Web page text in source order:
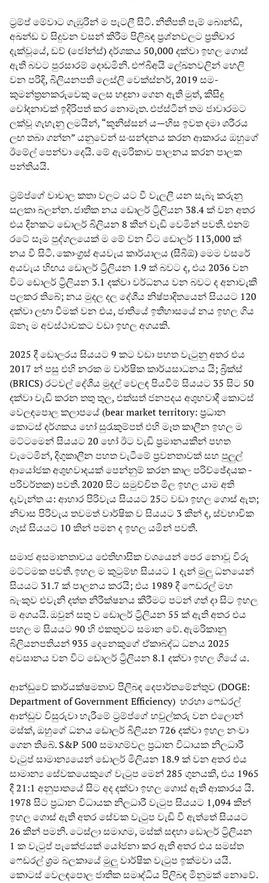
ට්‍රම්ප් මේවාට ගැඹුරින් ම පැටලී සිටී. නීතිපති පැම් බොන්ඩි,
අඛන්ඩ ව සිදුවන වසන් කිරීම පිලිබඳ ප්‍රශ්නවලට ප්‍රතිචාර
දැක්වූයේ, ඩව් (ජෝන්ස්) දර්ශකය 50,000 දක්වා ඉහල ගොස්
ඇති බවට පුරසාරම් දොඩමිනි. එෆ්බීඅයි ලේඛනවලින් හෙලි
වන පරිදි, බිලියනපති ලෙස්ලි වෙක්ස්නර්, 2019 සම-
කුමන්ත්‍රනකරුවෙකු ලෙස හඳුනා ගෙන ඇති මුත්, කිසිදු
චෝදනාවක් ඉදිරිපත් කර නොමැත. එප්ස්ටීන් තම ජාවාරමට
ලක්වූ ගැහැනු ලමයින්, “කූනිස්සන් ය—හිස ඉවත දමා ශරීරය
ලඟ තබා ගන්න” යනුවෙන් සංසන්දනය කරන ආකාරය ඔහුගේ
ඊමේල් පෙන්වා දෙයි. මේ ඇමරිකාව පාලනය කරන පාලක
පන්තියයි.
ට්‍රම්ප්ගේ වාචාල කතා වලට යට වී වැලලී යන සැබෑ කරුනු
සලකා බලන්න. ජාතික නය ඩොලර් ට්‍රිලියන 38.4 ක් වන අතර
එය දිනකට ඩොලර් බිලියන 8 කින් වැඩි වෙමින් පවතී. එනම්
රටේ සෑම පුද්ගලයෙක් ම මේ වන විට ඩොලර් 113,000 ක්
නය වී සිටී. කොංග්‍රස් අයවැය කාර්යාලය (සීබීඕ) මෙම වසරේ
අයවැය හිඟය ඩොලර් ට්‍රිලියන 1.9 ක් බවට ද, එය 2036 වන
විට ඩොලර් ට්‍රිලියන 3.1 දක්වා වර්ධනය වන බවට ද අනාවැකි
පලකර තිබේ; නය මුදල දල දේශීය නිෂ්පාදිතයෙන් සියයට 120
දක්වා ලඟා වීමක් වන එය, ජාතියේ ඉතිහාසයේ නය ඉහල ගිය
ඕනෑ ම අවස්ථාවකට වඩා ඉහල අගයකි.
2025 දී ඩොලරය සියයට 9 කට වඩා පහත වැටුනු අතර එය
2017 න් පසු එහි නරක ම වාර්ෂික කාර්යසාධනය යි; බ්‍රික්ස්
(BRICS) රටවල් දේශීය මුදල් වෙලඳ පියවීම් සියයට 35 සිට 50
දක්වා වැඩි කරන තතු තුල, එක්සත් ජනපදය අශුභවාදී කොටස්
වෙලඳපොල කලාපයේ (bear market territory: ප්‍රධාන
කොටස් දර්ශකය හෝ සුරැකුම්පත් එහි මෑත කාලීන ඉහල ම
මට්ටමෙන් සියයට 20 හෝ ඊට වැඩි ප්‍රමානයකින් පහත
වැටෙමින්, දිගුකාලීන පහත වැටීමේ ප්‍රවනතාවක් සහ පුලුල්
ආයෝජක අශුභවාදයක් පෙන්නුම් කරන කාල පරිච්ඡේදයක -
පරිවර්තක) පවතී. 2020 සිට සමුච්චිත මිල ඉහල යාම අති
දැවැන්ත ය: ආහාර පිරිවැය සියයට 25ට වඩා ඉහල ගොස් ඇත;
නිවාස පිරිවැය තවමත් වාර්ෂික ව සියයට 3 කින් ද, ස්වභාවික
ගෑස් සියයට 10 කින් පමන ද ඉහල යමින් පවතී.
සමාජ අසමානතාවය ඓතිහාසික වශයෙන් පෙර නොවූ විරූ
මට්ටමක පවතී. ඉහල ම කුටුම්භ සියයට 1 දැන් මුලු ධනයෙන්
සියයට 31.7 ක් පාලනය කරයි; එය 1989 දී ෆෙඩරල් මහ
බැංකුව එවැනි දත්ත නිරීක්ෂනය කිරීමට පටන් ගත් දා සිට ඉහල
ම අගයයි. ඔවුන් සතු ව ඩොලර් ට්‍රිලියන 55 ක් ඇති අතර එය
පහල ම සියයට 90 හි එකතුවට සමාන වේ. ඇමරිකානු
බිලියනපතියන් 935 දෙනෙකුගේ ඒකාබද්ධ ධනය 2025
අවසානය වන විට ඩොලර් ට්‍රිලියන 8.1 දක්වා ඉහල ගියේ ය.
ආන්ඩුවේ කාර්යක්ෂමතාව පිලිබඳ දෙපාර්තමේන්තුව (DOGE:
Department of Government Efficiency) හරහා ෆෙඩරල්
ආන්ඩුව විසුරුවා හැරීමේ ට්‍රම්ප්ගේ හවුල්කරු වන එලොන්
මස්ක්, ඔහුගේ ධනය ඩොලර් බිලියන 726 දක්වා ඉහල නංවා
ගෙන තිබේ. S&P 500 සමාගම්වල ප්‍රධාන විධායක නිලධාරී
වැටුප් සාමාන්‍යයෙන් ඩොලර් මිලියන 18.9 ක් වන අතර එය
සාමාන්‍ය සේවකයෙකුගේ වැටුප මෙන් 285 ගුනයකි, එය 1965
දී 21:1 අනුපාතයේ සිට අද දක්වා ඉහල ගොස් ඇති ආකාරය යි.
1978 සිට ප්‍රධාන විධායක නිලධාරී වැටුප සියයට 1,094 කින්
ඉහල ගොස් ඇති අතර සේවක වැටුප වැඩි වී ඇත්තේ සියයට
26 කින් පමනි. ටෙස්ලා සමාගම, මස්ක් සඳහා ඩොලර් ට්‍රිලියන
1 ක වැටුප් පැකේජයක් යෝජනා කර ඇති අතර එය සමස්ත
ෆෙඩරල් ශ්‍රම බලකායේ මුලු වාර්ෂික වැටුප ඉක්මවා යයි.
කොටස් වෙලඳපොල ජාතික සමෘද්ධිය පිලිබඳ මිනුමක් නොවේ.